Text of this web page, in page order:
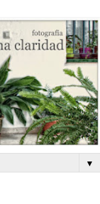
▼